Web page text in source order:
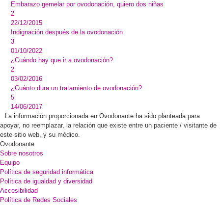
Embarazo gemelar por ovodonación, quiero dos niñas
2
22/12/2015
Indignación después de la ovodonación
3
01/10/2022
¿Cuándo hay que ir a ovodonación?
2
03/02/2016
¿Cuánto dura un tratamiento de ovodonación?
5
14/06/2017
La información proporcionada en Ovodonante ha sido planteada para
apoyar, no reemplazar, la relación que existe entre un paciente / visitante de
este sitio web, y su médico.
Ovodonante
Sobre nosotros
Equipo
Política de seguridad informática
Política de igualdad y diversidad
Accesibilidad
Política de Redes Sociales